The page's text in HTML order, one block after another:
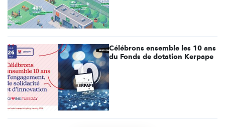
Célébrons ensemble les 10 ans
du Fonds de dotation Kerpape